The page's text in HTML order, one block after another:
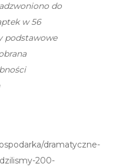
do
w 56
podstawowe
dramatyczne-
200-